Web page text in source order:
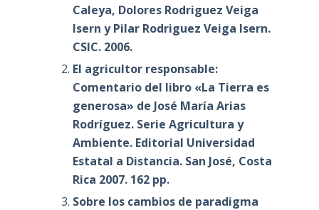
Caleya, Dolores Rodriguez Veiga
Isern y Pilar Rodriguez Veiga Isern.
CSIC. 2006.
El agricultor responsable:
Comentario del libro «La Tierra es
generosa» de José María Arias
Rodríguez. Serie Agricultura y
Ambiente. Editorial Universidad
Estatal a Distancia. San José, Costa
Rica 2007. 162 pp.
Sobre los cambios de paradigma